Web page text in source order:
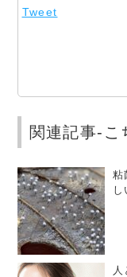
Tweet
関連記事-こ
粘